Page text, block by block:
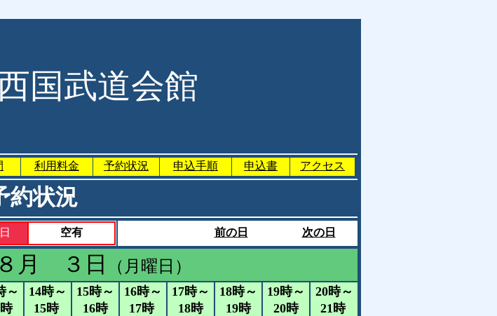
国武道会館
利用料金 予約状況 申込手順 申込書 アクセス
約状況
空有 前の日 次の日
月 ３日 （月曜日）
～
14時～
15時
15時～
16時
16時～
17時
17時～
18時
18時～
19時
19時～
20時
20時～
21時